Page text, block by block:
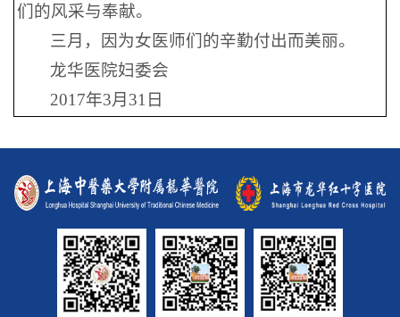
们的风采与奉献。
三月，因为女医师们的辛勤付出而美丽。
龙华医院妇委会
2017年3月31日